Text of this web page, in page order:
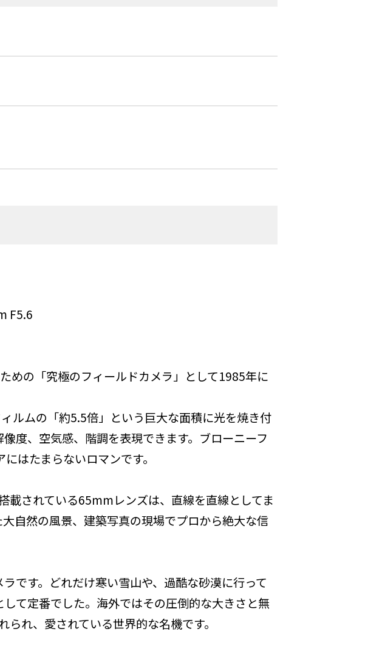
F5.6
めの「究極のフィールドカメラ」として1985年に
ルムの「約5.5倍」という巨大な面積に光を焼き付
度、空気感、階調を表現できます。ブローニーフ
はたまらないロマンです。
載されている65mmレンズは、直線を直線としてま
自然の風景、建築写真の現場でプロから絶大な信
です。どれだけ寒い雪山や、過酷な砂漠に行って
て定番でした。海外ではその圧倒的な大きさと無
れ、愛されている世界的な名機です。